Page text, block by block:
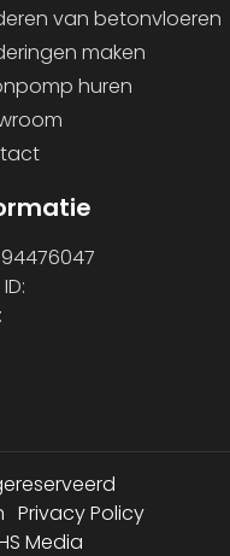
van betonvloeren
maken
huren
94476047
Privacy Policy
Media